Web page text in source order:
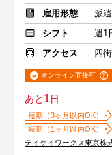
雇用形態
派
シフト
週1
アクセス
四
オンライン面接可
あと 1日
短期（3ヶ月以内OK）
短期（1ヶ月以内OK）
テイケイワークス東京株